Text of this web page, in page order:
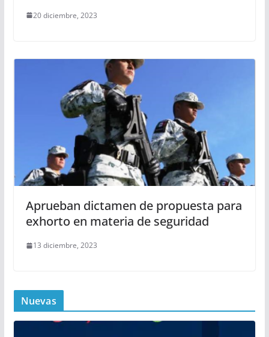
20 diciembre, 2023
Aprueban dictamen de propuesta para
exhorto en materia de seguridad
13 diciembre, 2023
Nuevas